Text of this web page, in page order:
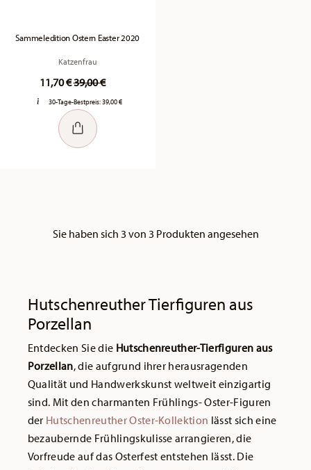
Sammeledition Ostern Easter 2020
Katzenfrau
11,70 €Price reduced from
39,00 €to
30-Tage-Bestpreis:39,00 €
Sie haben sich 3 von 3 Produkten angesehen
Hutschenreuther Tierfiguren aus
Porzellan
Entdecken Sie die Hutschenreuther-Tierfiguren aus
Porzellan, die aufgrund ihrer herausragenden
Qualität und Handwerkskunst weltweit einzigartig
sind. Mit den charmanten Frühlings- Oster-Figuren
der Hutschenreuther Oster-Kollektion lässt sich eine
bezaubernde Frühlingskulisse arrangieren, die
Vorfreude auf das Osterfest entstehen lässt. Die